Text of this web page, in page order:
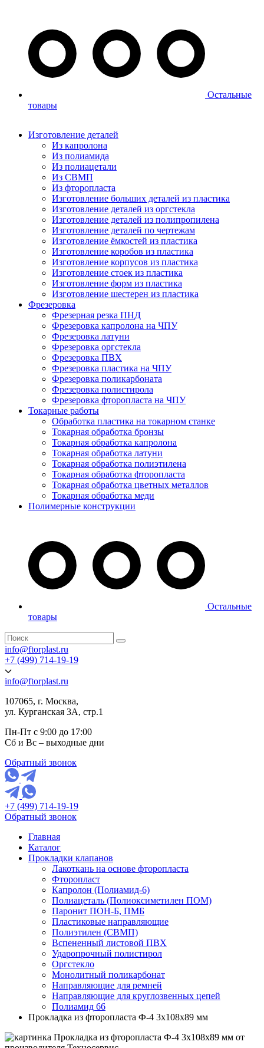
Остальные
товары
Изготовление деталей
Из капролона
Из полиамида
Из полиацетали
Из СВМП
Из фторопласта
Изготовление больших деталей из пластика
Изготовление деталей из оргстекла
Изготовление деталей из полипропилена
Изготовление деталей по чертежам
Изготовление ёмкостей из пластика
Изготовление коробов из пластика
Изготовление корпусов из пластика
Изготовление стоек из пластика
Изготовление форм из пластика
Изготовление шестерен из пластика
Фрезеровка
Фрезерная резка ПНД
Фрезеровка капролона на ЧПУ
Фрезеровка латуни
Фрезеровка оргстекла
Фрезеровка ПВХ
Фрезеровка пластика на ЧПУ
Фрезеровка поликарбоната
Фрезеровка полистирола
Фрезеровка фторопласта на ЧПУ
Токарные работы
Обработка пластика на токарном станке
Токарная обработка бронзы
Токарная обработка капролона
Токарная обработка латуни
Токарная обработка полиэтилена
Токарная обработка фторопласта
Токарная обработка цветных металлов
Токарная обработка меди
Полимерные конструкции
Остальные
товары
info@ftorplast.ru
+7 (499) 714-19-19
info@ftorplast.ru
107065, г. Москва,
ул. Курганская 3А, стр.1
Пн-Пт с 9:00 до 17:00
Сб и Вс – выходные дни
Обратный звонок
+7 (499) 714-19-19
Обратный звонок
Главная
Каталог
Прокладки клапанов
Лакоткань на основе фторопласта
Фторопласт
Капролон (Полиамид-6)
Полиацеталь (Полиоксиметилен ПОМ)
Паронит ПОН-Б, ПМБ
Пластиковые направляющие
Полиэтилен (СВМП)
Вспененный листовой ПВХ
Ударопрочный полистирол
Оргстекло
Монолитный поликарбонат
Направляющие для ремней
Направляющие для круглозвенных цепей
Полиамид 66
Прокладка из фторопласта Ф-4 3х108х89 мм